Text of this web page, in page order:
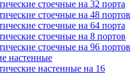
стоечные на 32 порта
стоечные на 48 портов
стоечные на 64 порта
стоечные на 8 портов
стоечные на 96 портов
настенные
настенные на 16